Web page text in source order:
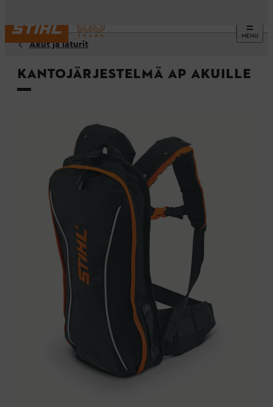
MENU
Akut ja laturit
Kantojärjestelmä AP akuille